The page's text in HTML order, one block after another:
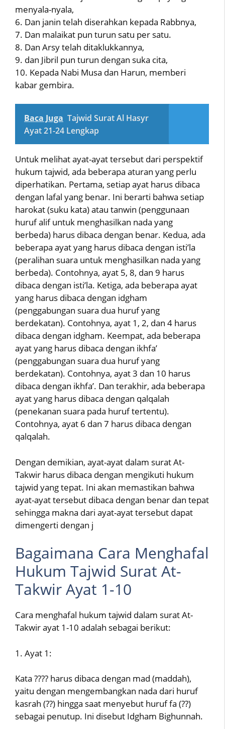
menyala-nyala,
6. Dan janin telah diserahkan kepada Rabbnya,
7. Dan malaikat pun turun satu per satu.
8. Dan Arsy telah ditaklukkannya,
9. dan Jibril pun turun dengan suka cita,
10. Kepada Nabi Musa dan Harun, memberi
kabar gembira.
Baca Juga Tajwid Surat Al Hasyr
Ayat 21-24 Lengkap
Untuk melihat ayat-ayat tersebut dari perspektif
hukum tajwid, ada beberapa aturan yang perlu
diperhatikan. Pertama, setiap ayat harus dibaca
dengan lafal yang benar. Ini berarti bahwa setiap
harokat (suku kata) atau tanwin (penggunaan
huruf alif untuk menghasilkan nada yang
berbeda) harus dibaca dengan benar. Kedua, ada
beberapa ayat yang harus dibaca dengan isti’la
(peralihan suara untuk menghasilkan nada yang
berbeda). Contohnya, ayat 5, 8, dan 9 harus
dibaca dengan isti’la. Ketiga, ada beberapa ayat
yang harus dibaca dengan idgham
(penggabungan suara dua huruf yang
berdekatan). Contohnya, ayat 1, 2, dan 4 harus
dibaca dengan idgham. Keempat, ada beberapa
ayat yang harus dibaca dengan ikhfa’
(penggabungan suara dua huruf yang
berdekatan). Contohnya, ayat 3 dan 10 harus
dibaca dengan ikhfa’. Dan terakhir, ada beberapa
ayat yang harus dibaca dengan qalqalah
(penekanan suara pada huruf tertentu).
Contohnya, ayat 6 dan 7 harus dibaca dengan
qalqalah.
Dengan demikian, ayat-ayat dalam surat At-
Takwir harus dibaca dengan mengikuti hukum
tajwid yang tepat. Ini akan memastikan bahwa
ayat-ayat tersebut dibaca dengan benar dan tepat
sehingga makna dari ayat-ayat tersebut dapat
dimengerti dengan j
Bagaimana Cara Menghafal
Hukum Tajwid Surat At-
Takwir Ayat 1-10
Cara menghafal hukum tajwid dalam surat At-
Takwir ayat 1-10 adalah sebagai berikut:
1. Ayat 1:
Kata ???? harus dibaca dengan mad (maddah),
yaitu dengan mengembangkan nada dari huruf
kasrah (??) hingga saat menyebut huruf fa (??)
sebagai penutup. Ini disebut Idgham Bighunnah.